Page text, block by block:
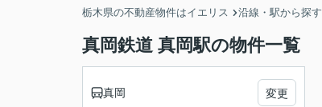
栃木県の不動産物件はイエリス 沿線・駅から探す
真岡鉄道 真岡駅の物件一覧
真岡 変更